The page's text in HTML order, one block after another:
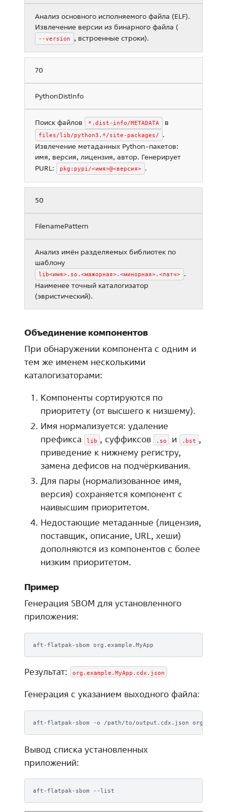
Анализ основного исполняемого файла (ELF).
Извлечение версии из бинарного файла (
--version , встроенные строки).
70
PythonDistInfo
Поиск файлов *.dist-info/METADATA в
files/lib/python3.*/site-packages/
.
Извлечение метаданных Python-пакетов:
имя, версия, лицензия, автор. Генерирует
PURL:
pkg:pypi/<имя>@<версия> .
50
FilenamePattern
Анализ имён разделяемых библиотек по
шаблону
lib<имя>.so.<мажорная>.<минорная>.<патч> .
Наименее точный каталогизатор
(эвристический).
Объединение компонентов
При обнаружении компонента с одним и
тем же именем несколькими
каталогизаторами:
Компоненты сортируются по
приоритету (от высшего к низшему).
Имя нормализуется: удаление
префикса
lib , суффиксов .so и .bst ,
приведение к нижнему регистру,
замена дефисов на подчёркивания.
Для пары (нормализованное имя,
версия) сохраняется компонент с
наивысшим приоритетом.
Недостающие метаданные (лицензия,
поставщик, описание, URL, хеши)
дополняются из компонентов с более
низким приоритетом.
Пример
Генерация SBOM для установленного
приложения:
aft-flatpak-sbom
Результат: org.example.MyApp.cdx.json
Генерация с указанием выходного файла:
aft-flatpak-sbom -o /path/to/output.cdx.json
Вывод списка установленных
приложений:
aft-flatpak-sbom